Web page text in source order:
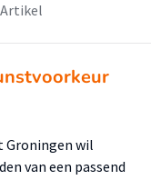
Artikel
Groningen wil
van een passend